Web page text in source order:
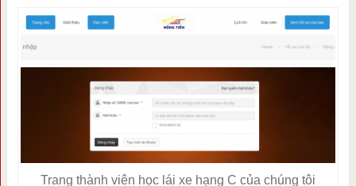
Trang thành viên học lái xe hạng C của chúng tôi